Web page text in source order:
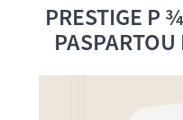
PRESTIGE P